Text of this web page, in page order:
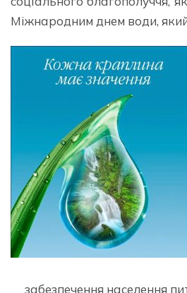
Міжнародним днем води,
забезпечення населення